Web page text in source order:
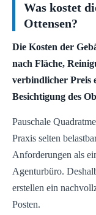
Was kostet
Ottensen?
Die Kosten der
nach Fläche,
verbindlicher Preis
Besichtigung des
Pauschale
Praxis selten
Anforderungen als
Agenturbüro.
erstellen ein
Posten.